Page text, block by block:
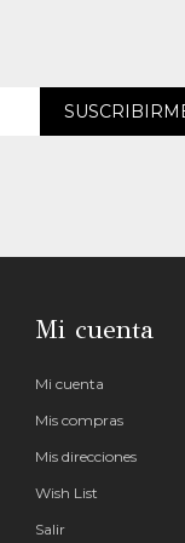
Mi cuenta
Mi cuenta
Mis compras
Mis direcciones
Wish List
Salir